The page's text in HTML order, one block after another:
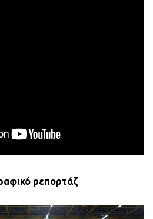
ρεπορτάζ